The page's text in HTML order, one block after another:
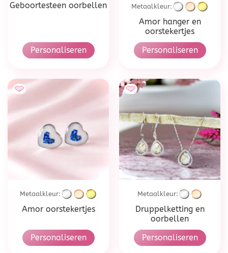
Geboortesteen oorbellen
Personaliseren
Metaalkleur:
Amor hanger en
oorstekertjes
Personaliseren
Metaalkleur:
Amor oorstekertjes
Personaliseren
Metaalkleur:
Druppelketting en
oorbellen
Personaliseren